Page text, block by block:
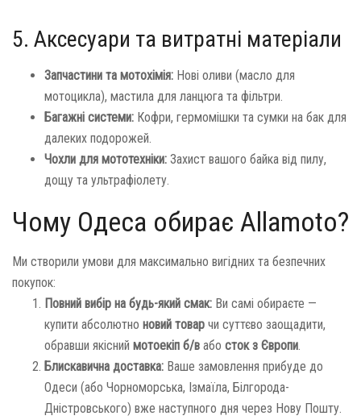
5. Аксесуари та витратні матеріали
Запчастини та мотохімія: Нові оливи (масло для
мотоцикла), мастила для ланцюга та фільтри.
Багажні системи: Кофри, гермомішки та сумки на бак для
далеких подорожей.
Чохли для мототехніки: Захист вашого байка від пилу,
дощу та ультрафіолету.
Чому Одеса обирає Allamoto?
Ми створили умови для максимально вигідних та безпечних
покупок:
Повний вибір на будь-який смак: Ви самі обираєте —
купити абсолютно новий товар чи суттєво заощадити,
обравши якісний мотоекіп б/в або сток з Європи.
Блискавична доставка: Ваше замовлення прибуде до
Одеси (або Чорноморська, Ізмаїла, Білгорода-
Дністровського) вже наступного дня через Нову Пошту.